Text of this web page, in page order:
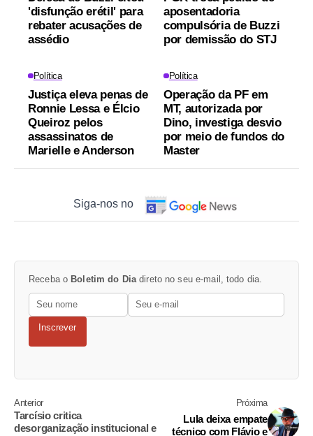
'disfunção erétil' para
rebater acusações de
assédio
aposentadoria
compulsória de Buzzi
por demissão do STJ
Política
Justiça eleva penas de
Ronnie Lessa e Élcio
Queiroz pelos
assassinatos de
Marielle e Anderson
Política
Operação da PF em
MT, autorizada por
Dino, investiga desvio
por meio de fundos do
Master
Siga-nos no
Receba o Boletim do Diadireto no seu e-mail, todo dia.
Inscrever
Anterior
Tarcísio critica
desorganização institucional e
Próxima
Lula deixa empate
técnico com Flávio e